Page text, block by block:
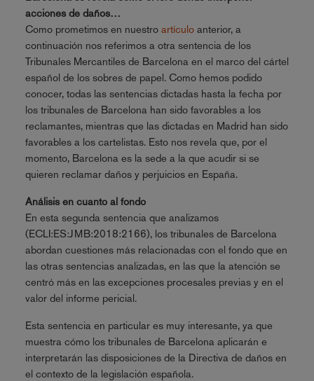
acciones de daños…
Como prometimos en nuestro artículo anterior, a
continuación nos referimos a otra sentencia de los
Tribunales Mercantiles de Barcelona en el marco del cártel
español de los sobres de papel. Como hemos podido
conocer, todas las sentencias dictadas hasta la fecha por
los tribunales de Barcelona han sido favorables a los
reclamantes, mientras que las dictadas en Madrid han sido
favorables a los cartelistas. Esto nos revela que, por el
momento, Barcelona es la sede a la que acudir si se
quieren reclamar daños y perjuicios en España.
Análisis en cuanto al fondo
En esta segunda sentencia que analizamos
(ECLI:ES:JMB:2018:2166), los tribunales de Barcelona
abordan cuestiones más relacionadas con el fondo que en
las otras sentencias analizadas, en las que la atención se
centró más en las excepciones procesales previas y en el
valor del informe pericial.
Esta sentencia en particular es muy interesante, ya que
muestra cómo los tribunales de Barcelona aplicarán e
interpretarán las disposiciones de la Directiva de daños en
el contexto de la legislación española.